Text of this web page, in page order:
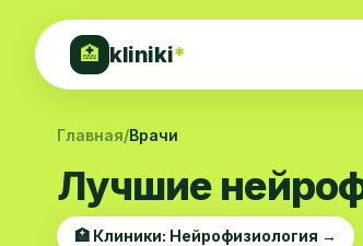
🏥 kliniki*
Главная/Врачи
Лучшие
🏥 Клиники: Нейрофизиология →